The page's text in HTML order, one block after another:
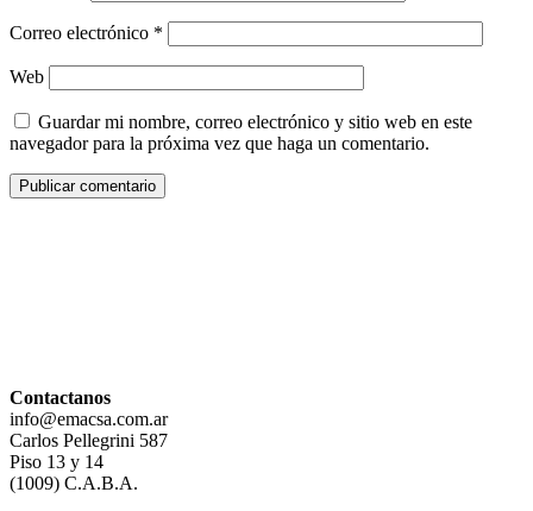
Correo electrónico *
Web
Guardar mi nombre, correo electrónico y sitio web en este
navegador para la próxima vez que haga un comentario.
Contactanos
info@emacsa.com.ar
Carlos Pellegrini 587
Piso 13 y 14
(1009) C.A.B.A.